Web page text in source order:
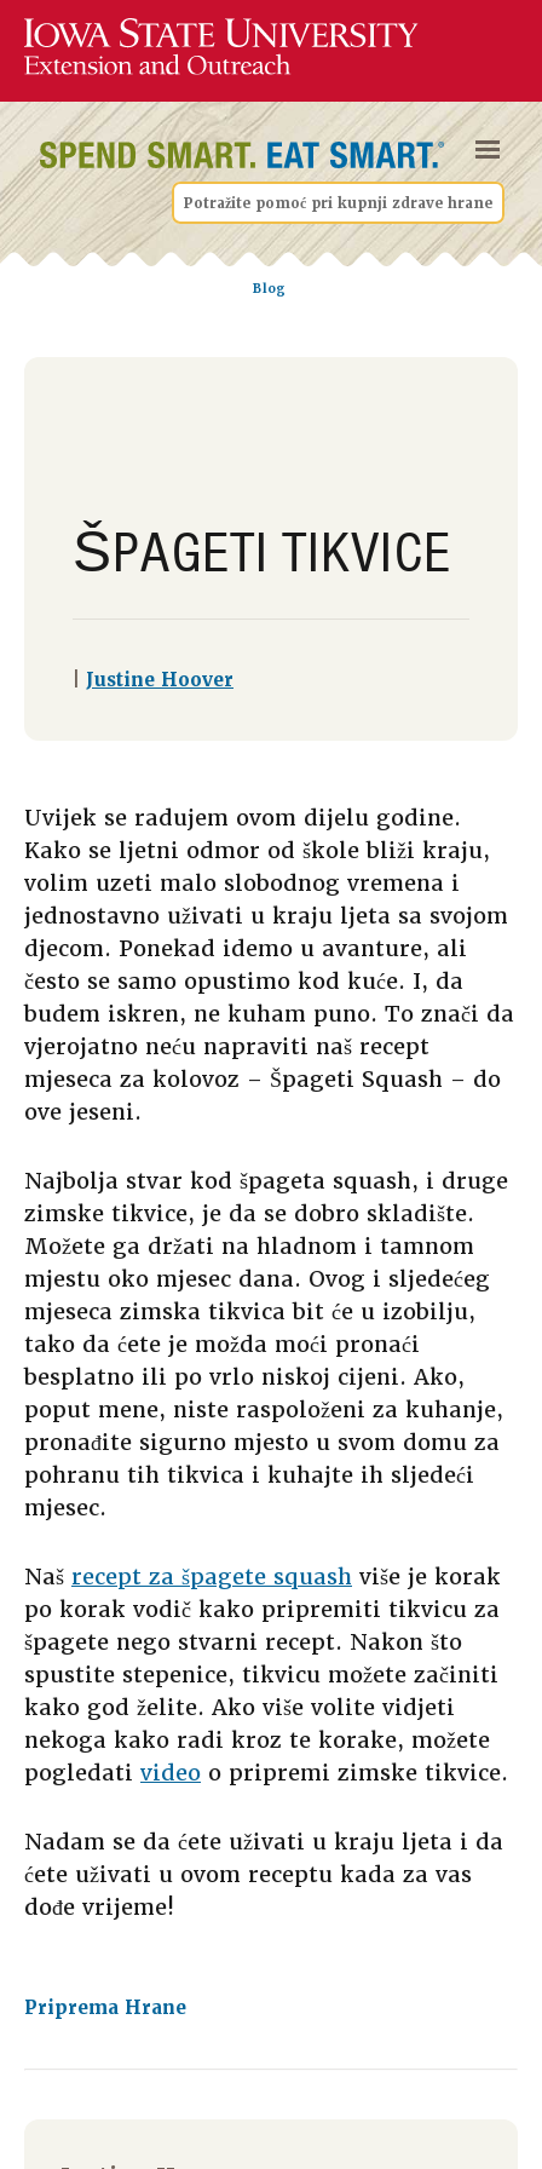
Potražite pomoć pri kupnji zdrave hrane
Blog
ŠPAGETI TIKVICE
Justine Hoover
Uvijek se radujem ovom dijelu godine.
Kako se ljetni odmor od škole bliži kraju,
volim uzeti malo slobodnog vremena i
jednostavno uživati u kraju ljeta sa svojom
djecom. Ponekad idemo u avanture, ali
često se samo opustimo kod kuće. I, da
budem iskren, ne kuham puno. To znači da
vjerojatno neću napraviti naš recept
mjeseca za kolovoz – Špageti Squash – do
ove jeseni.
Najbolja stvar kod špageta squash, i druge
zimske tikvice, je da se dobro skladište.
Možete ga držati na hladnom i tamnom
mjestu oko mjesec dana. Ovog i sljedećeg
mjeseca zimska tikvica bit će u izobilju,
tako da ćete je možda moći pronaći
besplatno ili po vrlo niskoj cijeni. Ako,
poput mene, niste raspoloženi za kuhanje,
pronađite sigurno mjesto u svom domu za
pohranu tih tikvica i kuhajte ih sljedeći
mjesec.
Naš recept za špagete squash više je korak
po korak vodič kako pripremiti tikvicu za
špagete nego stvarni recept. Nakon što
spustite stepenice, tikvicu možete začiniti
kako god želite. Ako više volite vidjeti
nekoga kako radi kroz te korake, možete
pogledati video o pripremi zimske tikvice.
Nadam se da ćete uživati u kraju ljeta i da
ćete uživati u ovom receptu kada za vas
dođe vrijeme!
Priprema Hrane